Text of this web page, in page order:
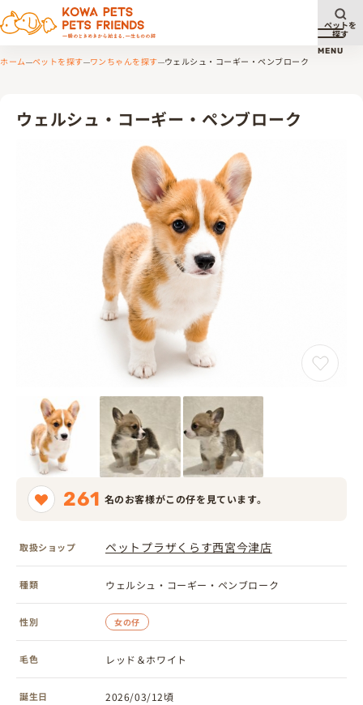
メニ
MENU
ペットを
探す
ホーム ペットを探す ワンちゃんを探す ウェルシュ・コーギー・ペンブローク
ウェルシュ・コーギー・ペンブローク
261 名のお客様がこの仔を見ています。
取扱ショップ ペットプラザくらす西宮今津店
種類 ウェルシュ・コーギー・ペンブローク
性別 女の仔
毛色 レッド＆ホワイト
誕生日 2026/03/12頃